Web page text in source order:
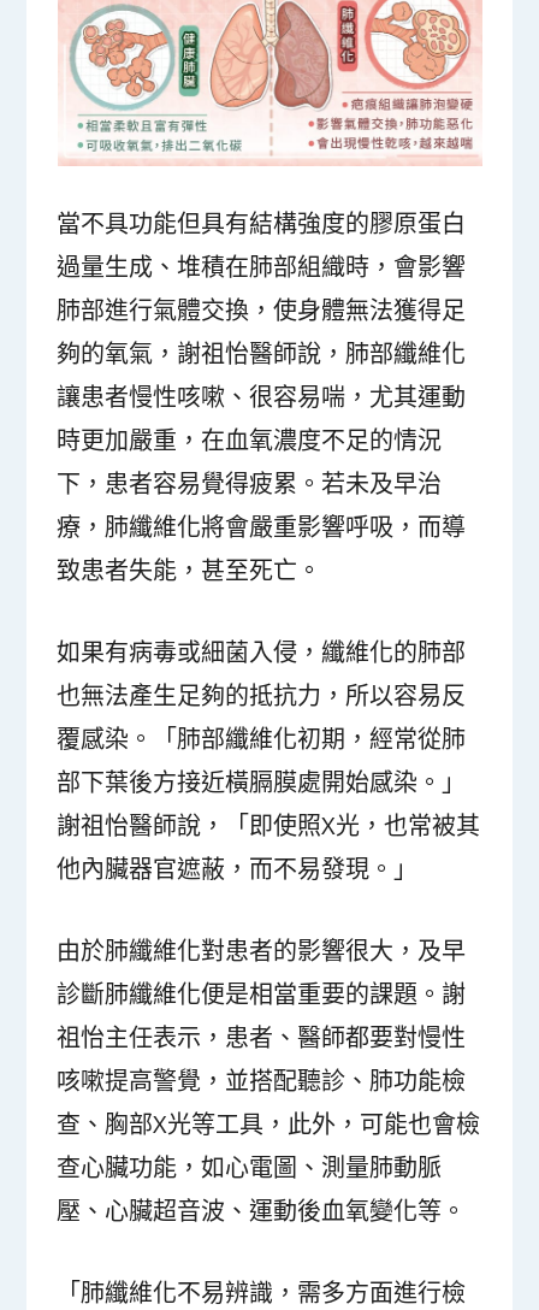
當不具功能但具有結構強度的膠原蛋白
過量生成、堆積在肺部組織時，會影響
肺部進行氣體交換，使身體無法獲得足
夠的氧氣，謝祖怡醫師說，肺部纖維化
讓患者慢性咳嗽、很容易喘，尤其運動
時更加嚴重，在血氧濃度不足的情況
下，患者容易覺得疲累。若未及早治
療，肺纖維化將會嚴重影響呼吸，而導
致患者失能，甚至死亡。
如果有病毒或細菌入侵，纖維化的肺部
也無法產生足夠的抵抗力，所以容易反
覆感染。「肺部纖維化初期，經常從肺
部下葉後方接近橫膈膜處開始感染。」
謝祖怡醫師說，「即使照X光，也常被其
他內臟器官遮蔽，而不易發現。」
由於肺纖維化對患者的影響很大，及早
診斷肺纖維化便是相當重要的課題。謝
祖怡主任表示，患者、醫師都要對慢性
咳嗽提高警覺，並搭配聽診、肺功能檢
查、胸部X光等工具，此外，可能也會檢
查心臟功能，如心電圖、測量肺動脈
壓、心臟超音波、運動後血氧變化等。
「肺纖維化不易辨識，需多方面進行檢